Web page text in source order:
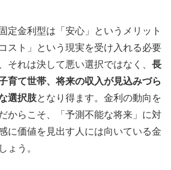
定金利型は「安心」というメリット
スト」という現実を受け入れる必要
それは決して悪い選択ではなく、 長
育て世帯、将来の収入が見込みづら
選択肢となり得ます。金利の動向を
からこそ、「予測不能な将来」に対
に価値を見出す人には向いている金
ょう。